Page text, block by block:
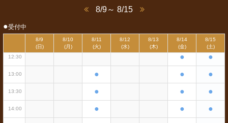
8/9～ 8/15
●受付中
8/9
(日)
8/10
(月)
8/11
(火)
8/12
(水)
8/13
(木)
8/14
(金)
8/15
(土)
●
● ● ●
12:30 ● ●
13:00 ● ● ●
13:30 ● ● ●
14:00 ● ●
●